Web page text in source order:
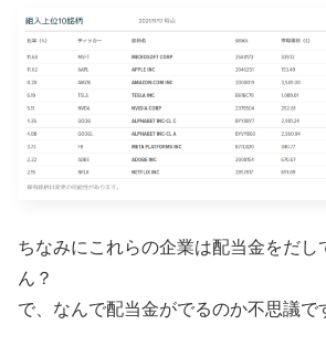
ちなみにこれらの企業は配当金をだし
ん？
で、なんで配当金がでるのか不思議で